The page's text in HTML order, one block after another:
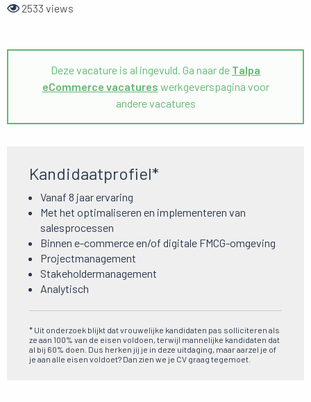
2533 views
Deze vacature is al ingevuld. Ga naar de Talpa
eCommerce vacatures werkgeverspagina voor
andere vacatures
Kandidaatprofiel*
Vanaf 8 jaar ervaring
Met het optimaliseren en implementeren van
salesprocessen
Binnen e-commerce en/of digitale FMCG-omgeving
Projectmanagement
Stakeholdermanagement
Analytisch
* Uit onderzoek blijkt dat vrouwelijke kandidaten pas solliciteren als
ze aan 100% van de eisen voldoen, terwijl mannelijke kandidaten dat
al bij 60% doen. Dus herken jij je in deze uitdaging, maar aarzel je of
je aan alle eisen voldoet? Dan zien we je CV graag tegemoet.